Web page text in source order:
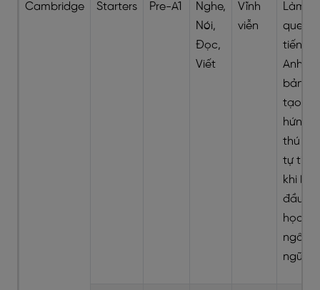
Cambridge Starters Pre-A1
Nghe,
Nói,
Đọc,
Viết
Vĩnh
viễn
Làm
quen
tiếng
Anh cơ
bản,
tạo
hứng
thú và
tự tin
khi bắt
đầu
học
ngôn
ngữ